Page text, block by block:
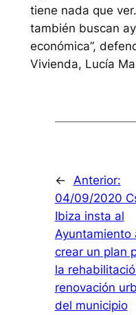
tiene nada que
también buscan
económica”,
Vivienda, Lucía
←
Anterior:
04/09/2020
Ibiza insta al
Ayuntamiento
crear un plan
la
renovación
del municipio